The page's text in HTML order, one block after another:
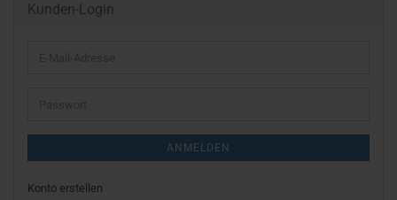
Kunden-Login
ANMELDEN
Konto erstellen